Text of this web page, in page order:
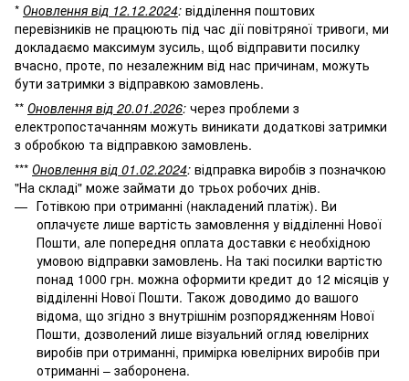
* Оновлення від 12.12.2024: відділення поштових
перевізників не працюють під час дії повітряної тривоги, ми
докладаємо максимум зусиль, щоб відправити посилку
вчасно, проте, по незалежним від нас причинам, можуть
бути затримки з відправкою замовлень.
** Оновлення від 20.01.2026: через проблеми з
електропостачанням можуть виникати додаткові затримки
з обробкою та відправкою замовлень.
*** Оновлення від 01.02.2024: відправка виробів з позначкою
"На складі" може займати до трьох робочих днів.
Готівкою при отриманні (накладений платіж). Ви
оплачуєте лише вартість замовлення у відділенні Нової
Пошти, але попередня оплата доставки є необхідною
умовою відправки замовлень. На такі посилки вартістю
понад 1000 грн. можна оформити кредит до 12 місяців у
відділенні Нової Пошти. Також доводимо до вашого
відома, що згідно з внутрішнім розпорядженням Нової
Пошти, дозволений лише візуальний огляд ювелірних
виробів при отриманні, примірка ювелірних виробів при
отриманні – заборонена.